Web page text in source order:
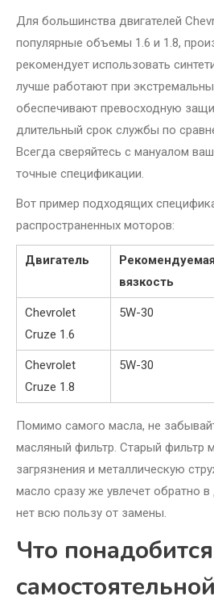
Для большинства двигателей
популярные объемы 1.6 и 1.8,
рекомендует использовать
лучше работают при
обеспечивают превосходную
длительный срок службы по
Всегда сверяйтесь с мануалом
точные спецификации.
Вот пример подходящих
распространенных моторов:
Двигатель
Рекомендуемая
вязкость
Chevrolet
Cruze 1.6
5W-30
Chevrolet
Cruze 1.8
5W-30
Помимо самого масла, не
масляный фильтр. Старый фильтр
загрязнения и металлическую
масло сразу же увлечет обратно в
нет всю пользу от замены.
Что